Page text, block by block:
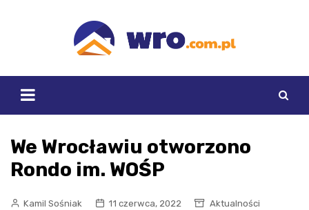
We Wrocławiu otworzono
Rondo im. WOŚP
Kamil Sośniak 11 czerwca, 2022 Aktualności